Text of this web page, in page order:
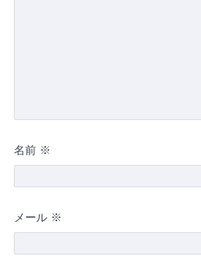
名前 ※
メール ※